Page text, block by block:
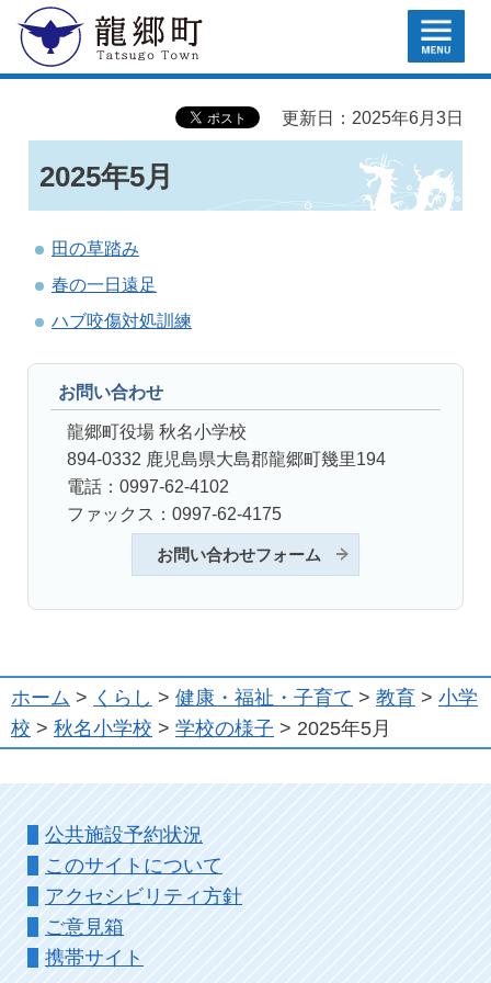
龍郷町 MENU
更新日：2025年6月3日
2025年5月
田の草踏み
春の一日遠足
ハブ咬傷対処訓練
お問い合わせ
龍郷町役場 秋名小学校
894-0332 鹿児島県大島郡龍郷町幾里194
電話：0997-62-4102
ファックス：0997-62-4175
お問い合わせフォーム
ホーム > くらし > 健康・福祉・子育て > 教育 > 小学
校 > 秋名小学校 > 学校の様子 > 2025年5月
公共施設予約状況
このサイトについて
アクセシビリティ方針
ご意見箱
携帯サイト